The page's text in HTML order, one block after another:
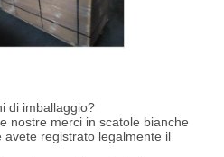
di imballaggio?
nostre merci in scatole bianche
registrato legalmente il